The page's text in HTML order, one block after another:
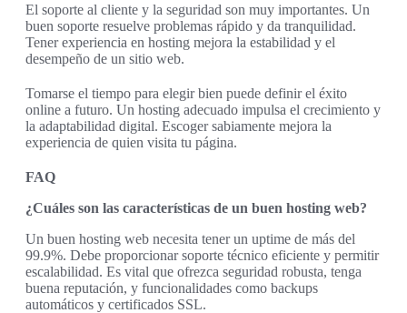
El soporte al cliente y la seguridad son muy importantes. Un
buen soporte resuelve problemas rápido y da tranquilidad.
Tener experiencia en hosting mejora la estabilidad y el
desempeño de un sitio web.
Tomarse el tiempo para elegir bien puede definir el éxito
online a futuro. Un hosting adecuado impulsa el crecimiento y
la adaptabilidad digital. Escoger sabiamente mejora la
experiencia de quien visita tu página.
FAQ
¿Cuáles son las características de un buen hosting web?
Un buen hosting web necesita tener un uptime de más del
99.9%. Debe proporcionar soporte técnico eficiente y permitir
escalabilidad. Es vital que ofrezca seguridad robusta, tenga
buena reputación, y funcionalidades como backups
automáticos y certificados SSL.